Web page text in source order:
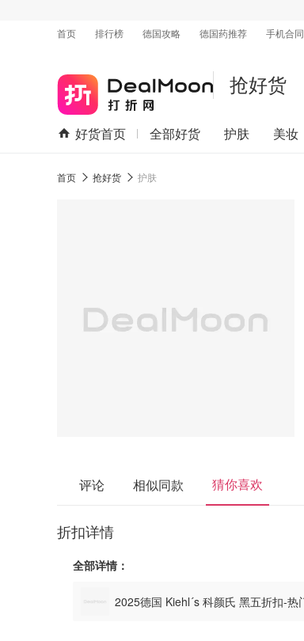
首页
排行榜 德国攻略 德国药推荐 手机合同
抢好货
好货首页 全部好货 护肤 美妆
首页 抢好货 护肤
评论 相似同款 猜你喜欢
折扣详情
全部详情：
2025德国 Kiehl´s 科颜氏 黑五折扣-热